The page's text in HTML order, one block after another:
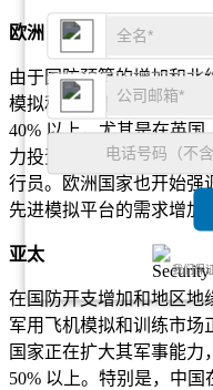
我们保
欧洲
由于国防预算的增加和北
模拟和训练市场正在稳步
40% 以上，尤其是在英
力投资高科技模拟设备，
行员。欧洲国家也开始强
先进模拟平台的需求增加。
亚太
在国防开支增加和地区地
军用飞机模拟和训练市场
国家正在扩大其军事能力
50% 以上。特别是，中